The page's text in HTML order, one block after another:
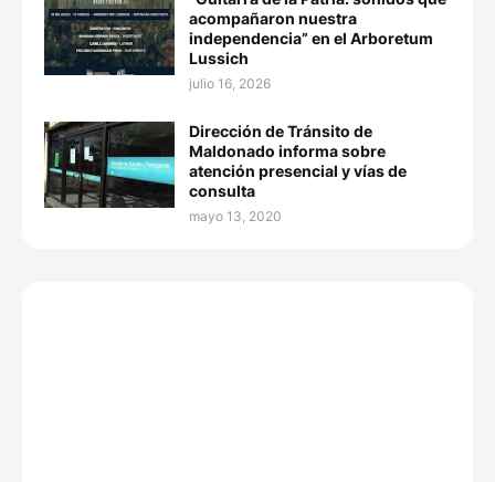
acompañaron nuestra
independencia” en el Arboretum
Lussich
julio 16, 2026
Dirección de Tránsito de
Maldonado informa sobre
atención presencial y vías de
consulta
mayo 13, 2020